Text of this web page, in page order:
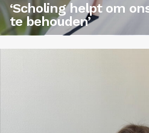
‘Scholing helpt om
te behouden’